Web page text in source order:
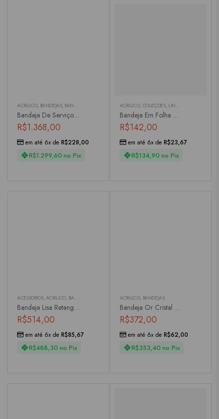
ACRÍLICO, BANDEJAS, BANDEJAS
Bandeja De Serviço G Bambu
R$1.368,00
R$1.299,60 no Pix
em até 6x de R$228,00
ACRÍLICO, COLEÇÕES, LINHA PISCINA
Bandeja Em Folha Melamina Verde Quadrado
R$142,00
R$134,90 no Pix
em até 6x de R$23,67
ACESSÓRIOS, ACRÍLICO, BANDEJAS
Bandeja Lisa Retangular Alta
R$514,00
R$488,30 no Pix
em até 6x de R$85,67
ACRÍLICO, BANDEJAS
Bandeja Or Cristal Em Acrílico
R$372,00
R$353,40 no Pix
em até 6x de R$62,00